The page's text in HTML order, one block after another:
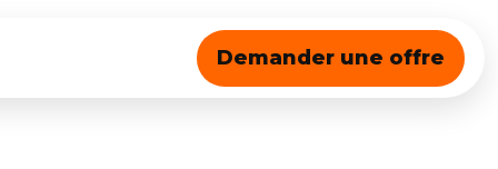
Demander une offre